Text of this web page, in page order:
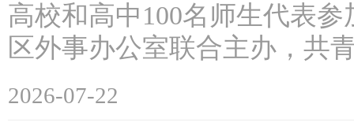
高校和高中100名师生代表
区外事办公室联合主办，共
2026-07-22